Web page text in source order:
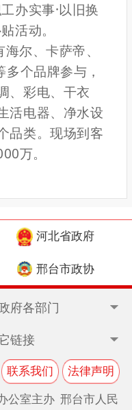
办实事·以旧换
活动。
尔、卡萨帝、
个品牌参与，
、彩电、干衣
活电器、净水设
品类。现场到客
万。
河北省政府
邢台市政协
府各部门
链接
联系我们 法律声明
公室主办 邢台市人民